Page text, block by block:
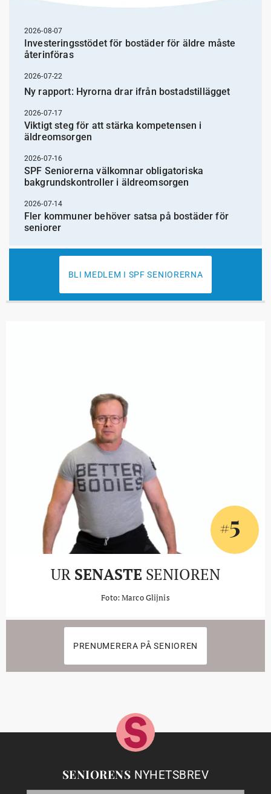
2026-08-07
Investeringsstödet för bostäder för äldre måste
återinföras
2026-07-22
Ny rapport: Hyrorna drar ifrån bostadstillägget
2026-07-17
Viktigt steg för att stärka kompetensen i
äldreomsorgen
2026-07-16
SPF Seniorerna välkomnar obligatoriska
bakgrundskontroller i äldreomsorgen
2026-07-14
Fler kommuner behöver satsa på bostäder för
seniorer
BLI MEDLEM I SPF SENIORERNA
#5
UR SENASTE SENIOREN
Foto: Marco Glijnis
PRENUMERERA PÅ SENIOREN
SENIORENS NYHETSBREV